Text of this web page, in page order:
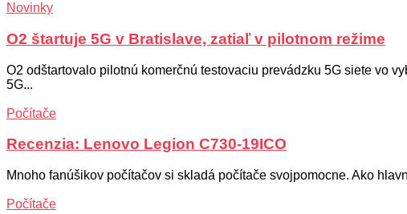
Novinky
O2 štartuje 5G v Bratislave, zatiaľ v pilotnom režime
O2 odštartovalo pilotnú komerčnú testovaciu prevádzku 5G siete vo
5G...
Počítače
Recenzia: Lenovo Legion C730-19ICO
Mnoho fanúšikov počítačov si skladá počítače svojpomocne. Ako
Počítače